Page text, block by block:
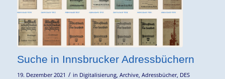
Suche in Innsbrucker Adressbüchern
19. Dezember 2021 / in Digitalisierung, Archive, Adressbücher, DES